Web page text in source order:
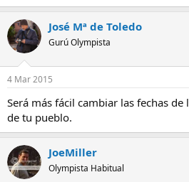
José Mª de Toledo
Gurú Olympista
4 Mar 2015
Será más fácil cambiar las fechas
de tu pueblo.
JoeMiller
Olympista Habitual